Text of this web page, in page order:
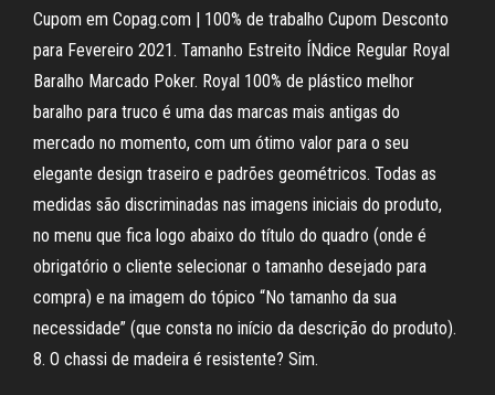
Cupom em Copag.com | 100% de trabalho Cupom Desconto
para Fevereiro 2021. Tamanho Estreito ÍNdice Regular Royal
Baralho Marcado Poker. Royal 100% de plástico melhor
baralho para truco é uma das marcas mais antigas do
mercado no momento, com um ótimo valor para o seu
elegante design traseiro e padrões geométricos. Todas as
medidas são discriminadas nas imagens iniciais do produto,
no menu que fica logo abaixo do título do quadro (onde é
obrigatório o cliente selecionar o tamanho desejado para
compra) e na imagem do tópico “No tamanho da sua
necessidade” (que consta no início da descrição do produto).
8. O chassi de madeira é resistente? Sim.